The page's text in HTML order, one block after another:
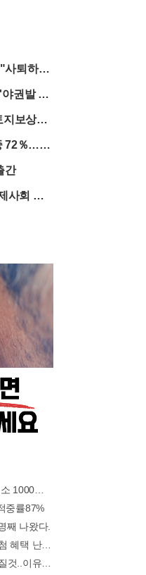
는 오히려
지나도록
판을 받는
쪽보다 못
장 큰 걸림
권에서는
에도 찬물
태에 대한
서, 야당 대
이 상실될
있다.장 대
르며 사퇴
제명 사태
옹호 발언,
까지 겹치며
당 관계자들
몰될수록
능한 타격
의 미래를
적 쇄신이
의 정국을
사퇴하
권발 징
지보상금
72％…유
간
사회 우
중률87%
째 나왔다.
이만기의 관절튼튼 "호관원" 100%당첨 혜택 난리나!!